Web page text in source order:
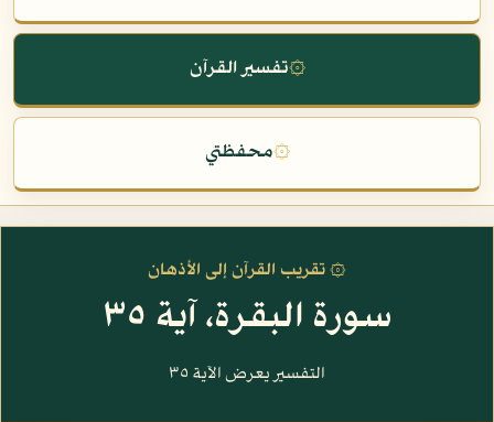
۞تفسير القرآن
۞محفظتي
۞ تقريب القرآن إلى الأذهان
سورة البقرة، آية ٣٥
التفسير يعرض الآية ٣٥